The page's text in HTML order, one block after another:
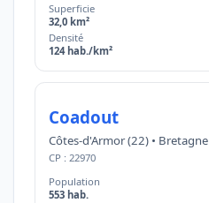
Superficie
32,0 km²
Densité
124 hab./km²
Coadout
Côtes-d'Armor (22) • Bretagne
CP : 22970
Population
553 hab.